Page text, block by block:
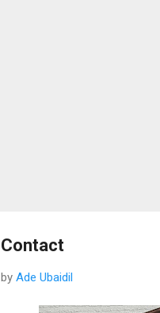
Contact
by Ade Ubaidil